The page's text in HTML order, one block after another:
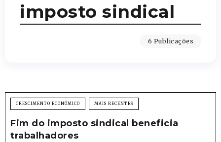
imposto sindical
6 Publicações
CRESCIMENTO ECONÔMICO MAIS RECENTES
Fim do imposto sindical beneficia
trabalhadores